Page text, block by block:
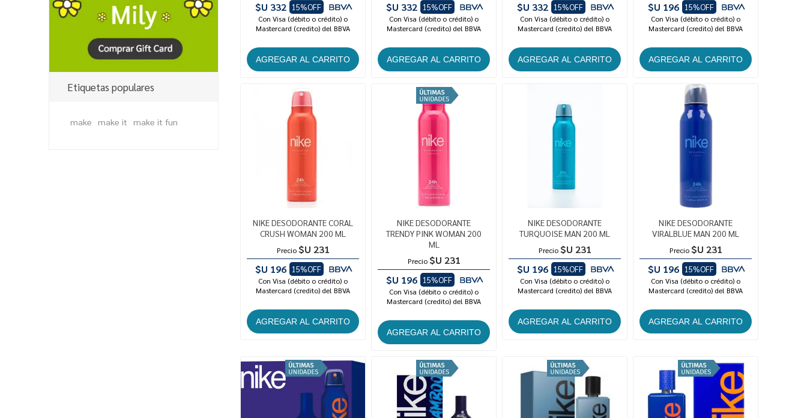
$U 332
15%OFF
Con Visa (débito o crédito) o
Mastercard (credito) del BBVA
$U 332
15%OFF
Con Visa (débito o crédito) o
Mastercard (credito) del BBVA
$U 332
15%OFF
Con Visa (débito o crédito) o
Mastercard (credito) del BBVA
$U 196
15%OFF
Con Visa (débito o crédito) o
Mastercard (credito) del BBVA
NIKE DESODORANTE CORAL
CRUSH WOMAN 200 ML
Precio $U 231
$U 196
15%OFF
Con Visa (débito o crédito) o
Mastercard (credito) del BBVA
NIKE DESODORANTE
TRENDY PINK WOMAN 200
ML
Precio $U 231
$U 196
15%OFF
Con Visa (débito o crédito) o
Mastercard (credito) del BBVA
NIKE DESODORANTE
TURQUOISE MAN 200 ML
Precio $U 231
$U 196
15%OFF
Con Visa (débito o crédito) o
Mastercard (credito) del BBVA
NIKE DESODORANTE
VIRALBLUE MAN 200 ML
Precio $U 231
$U 196
15%OFF
Con Visa (débito o crédito) o
Mastercard (credito) del BBVA
Etiquetas populares
make make it make it fun